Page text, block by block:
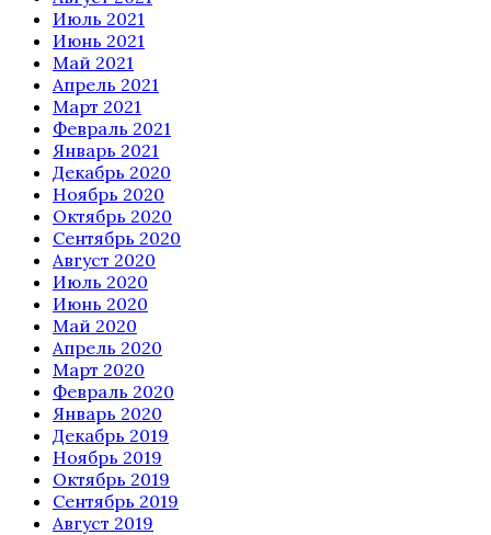
Июль 2021
Июнь 2021
Май 2021
Апрель 2021
Март 2021
Февраль 2021
Январь 2021
Декабрь 2020
Ноябрь 2020
Октябрь 2020
Сентябрь 2020
Август 2020
Июль 2020
Июнь 2020
Май 2020
Апрель 2020
Март 2020
Февраль 2020
Январь 2020
Декабрь 2019
Ноябрь 2019
Октябрь 2019
Сентябрь 2019
Август 2019